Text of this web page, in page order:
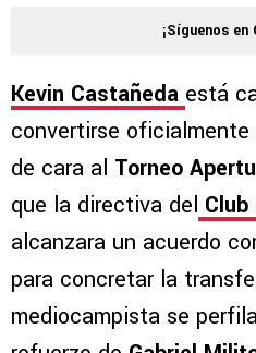
¡Síguenos en
Kevin Castañeda está
convertirse oficialmente
de cara al Torneo
que la directiva del Club
alcanzara un acuerdo
para concretar la
mediocampista se